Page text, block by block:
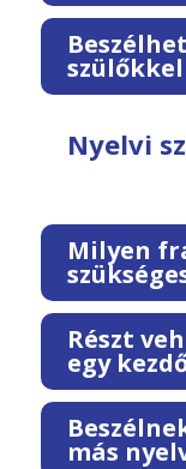
Nyelvi
Milyen
Részt
egy
más